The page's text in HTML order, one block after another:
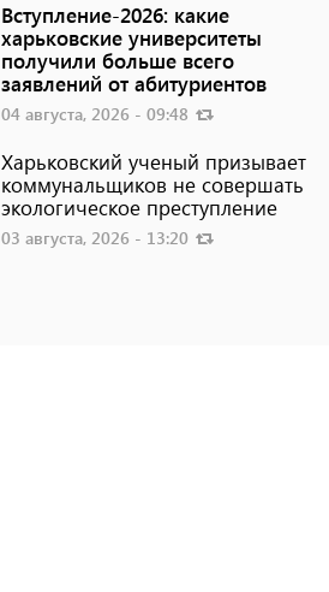
Вступление-2026: какие
харьковские университеты
получили больше всего
заявлений от абитуриентов
04 августа, 2026 - 09:48
Харьковский ученый призывает
коммунальщиков не совершать
экологическое преступление
03 августа, 2026 - 13:20